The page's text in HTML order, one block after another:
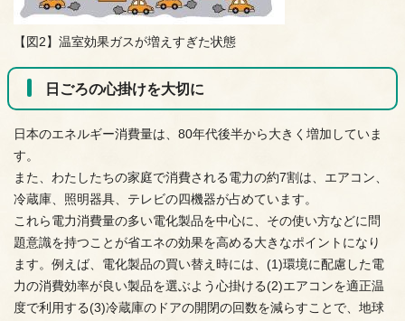
【図2】温室効果ガスが増えすぎた状態
日ごろの心掛けを大切に
日本のエネルギー消費量は、80年代後半から大きく増加していま
す。
また、わたしたちの家庭で消費される電力の約7割は、エアコン、
冷蔵庫、照明器具、テレビの四機器が占めています。
これら電力消費量の多い電化製品を中心に、その使い方などに問
題意識を持つことが省エネの効果を高める大きなポイントになり
ます。例えば、電化製品の買い替え時には、(1)環境に配慮した電
力の消費効率が良い製品を選ぶよう心掛ける(2)エアコンを適正温
度で利用する(3)冷蔵庫のドアの開閉の回数を減らすことで、地球